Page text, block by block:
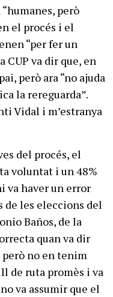
però
el procés i el
“per fer un
CUP va dir que, en
però ara “no ajuda
la rereguarda”.
Vidal i m’estranya
del procés, el
voluntat i un 48%
va haver un error
de les eleccions del
Baños, de la
quan va dir
però no en tenim
de ruta promès i va
va assumir que el